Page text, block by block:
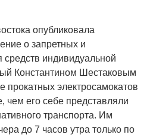
опубликовала
о запретных и
индивидуальной
Константином Шестаковым
прокатных электросамокатов
чем его себе представляли
транспорта. Им
до 7 часов утра только по